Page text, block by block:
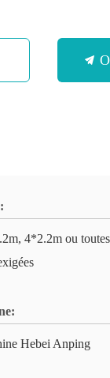
4*2.2m ou
Hebei Anping